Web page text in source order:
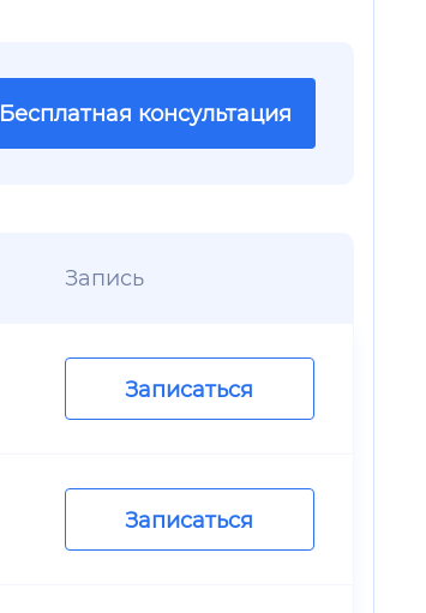
Бесплатная консультация
Запись
Записаться
Записаться